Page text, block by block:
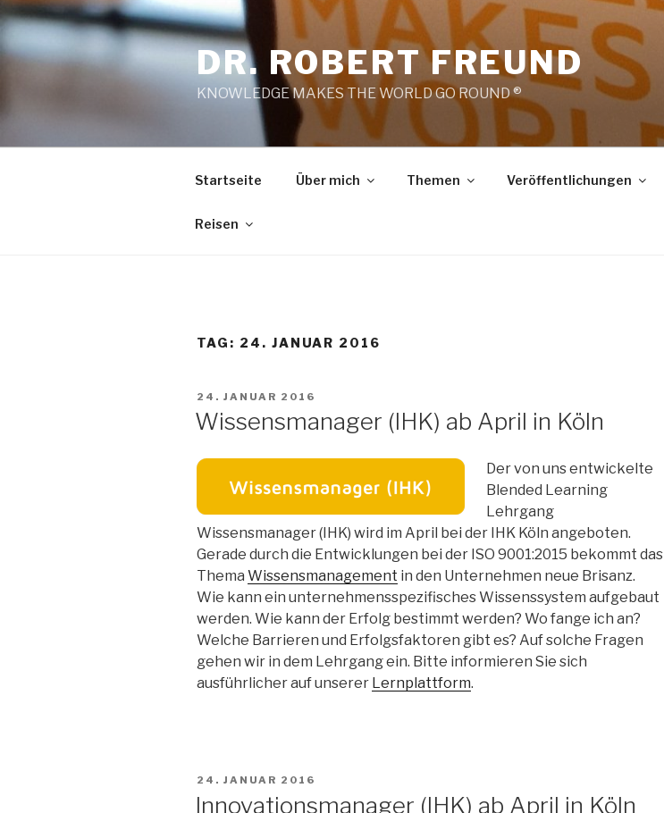
Zum
Inhalt
springen
DR. ROBERT FREUND
KNOWLEDGE MAKES THE WORLD GO ROUND ®
Startseite Über mich Themen Veröffentlichungen
Reisen
TAG: 24. JANUAR 2016
VERÖFFENTLICHT
24. JANUAR 2016
Wissensmanager (IHK) ab April in Köln
Der von uns entwickelte
Blended Learning
Lehrgang
Wissensmanager (IHK) wird im April bei der IHK Köln angeboten.
Gerade durch die Entwicklungen bei der ISO 9001:2015 bekommt das
Thema Wissensmanagement in den Unternehmen neue Brisanz.
Wie kann ein unternehmensspezifisches Wissenssystem aufgebaut
werden. Wie kann der Erfolg bestimmt werden? Wo fange ich an?
Welche Barrieren und Erfolgsfaktoren gibt es? Auf solche Fragen
gehen wir in dem Lehrgang ein. Bitte informieren Sie sich
ausführlicher auf unserer Lernplattform.
VERÖFFENTLICHT
24. JANUAR 2016
Innovationsmanager (IHK) ab April in Köln